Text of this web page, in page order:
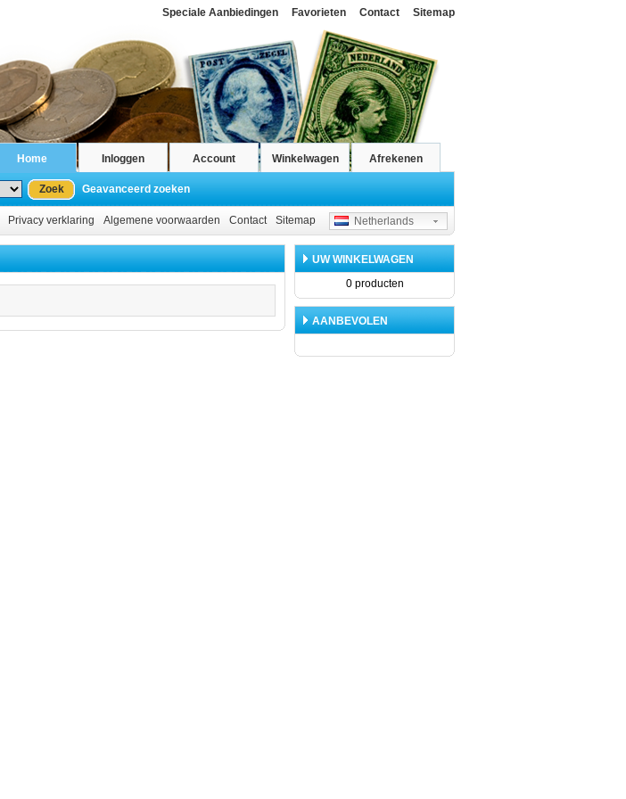
Speciale Aanbiedingen Favorieten Contact Sitemap
Home Inloggen Account Winkelwagen Afrekenen
Zoek Geavanceerd zoeken
Privacy verklaring Algemene voorwaarden Contact Sitemap Netherlands
UW WINKELWAGEN
0 producten
AANBEVOLEN